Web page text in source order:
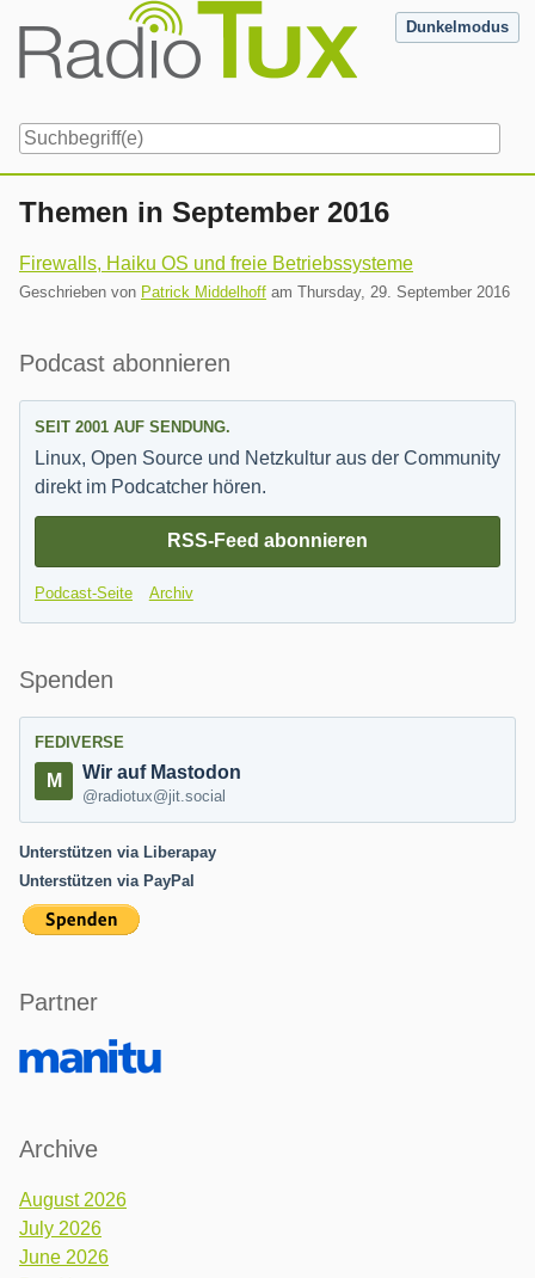
content
Dunkelmodus
Themen in September 2016
Firewalls, Haiku OS und freie Betriebssysteme
Geschrieben von Patrick Middelhoff am Thursday, 29. September 2016
Seitenleiste
Podcast abonnieren
SEIT 2001 AUF SENDUNG.
Linux, Open Source und Netzkultur aus der Community
direkt im Podcatcher hören.
RSS-Feed abonnieren
Podcast-Seite Archiv
Spenden
FEDIVERSE
Wir auf Mastodon
@radiotux@jit.social
Unterstützen via Liberapay
Unterstützen via PayPal
Partner
Archive
August 2026
July 2026
June 2026